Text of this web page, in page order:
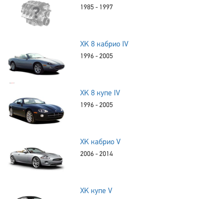
1985 - 1997
XK 8 кабрио IV
1996 - 2005
XK 8 купе IV
1996 - 2005
XK кабрио V
2006 - 2014
XK купе V